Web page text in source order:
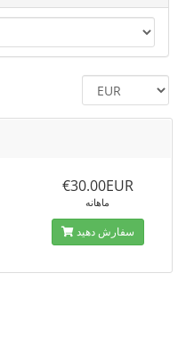
€30.00EUR
ماهانه
سفارش دهید